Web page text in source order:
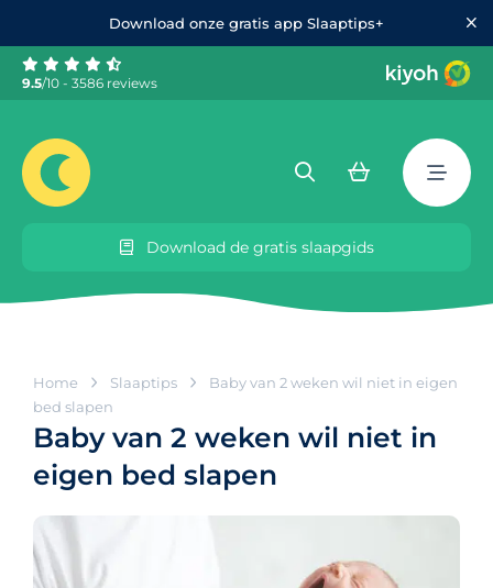
Download onze gratis app Slaaptips+
9.5/10 - 3586 reviews
Download de gratis slaapgids
Home Slaaptips
Baby van 2 weken wil niet in eigen
bed slapen
Baby van 2 weken wil niet in
eigen bed slapen